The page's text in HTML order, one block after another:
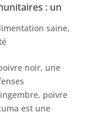
: un
saine,
noir, une
poivre
est une